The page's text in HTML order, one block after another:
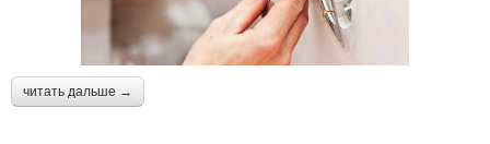
читать дальше →